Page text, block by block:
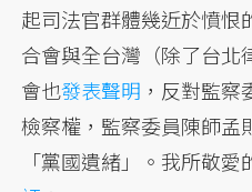
起司法官群體幾近於憤恨
合會與全台灣（除了台北
會也發表聲明 ，反對監
檢察權，監察委員陳師孟
「黨國遺緒」。我所敬